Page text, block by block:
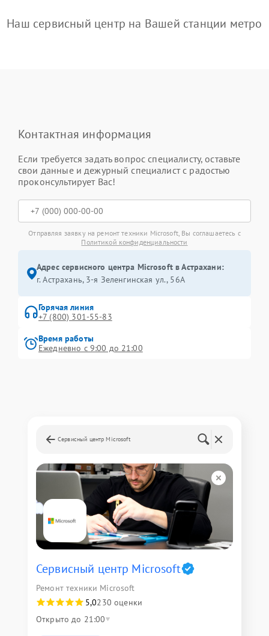
Наш сервисный центр на Вашей станции метро
Контактная информация
Если требуется задать вопрос специалисту, оставьте
свои данные и дежурный специалист с радостью
проконсультирует Вас!
Отправляя заявку на ремонт техники Microsoft, Вы соглашаетесь с
Политикой конфиденциальности
Адрес сервисного центра Microsoft в Астрахани:
г. Астрахань, 3-я Зеленгинская ул., 56А
Горячая линия
+7 (800) 301-55-83
Время работы
Ежедневно с 9:00 до 21:00
Сервисный центр Microsoft
Сервисный центр Microsoft
Ремонт техники Microsoft
5,0230 оценки
Открыто до 21:00